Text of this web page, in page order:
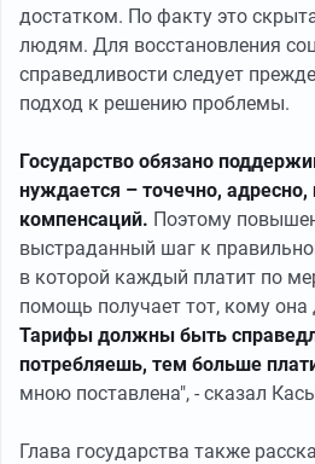
достатком. По факту это
людям. Для восстановления
справедливости следует
подход к решению проблемы.
Государство обязано
нуждается – точечно,
компенсаций. Поэтому
выстраданный шаг к
в которой каждый платит по
помощь получает тот, кому она
Тарифы должны быть
потребляешь, тем больше
мною поставлена", - сказал
Глава государства также